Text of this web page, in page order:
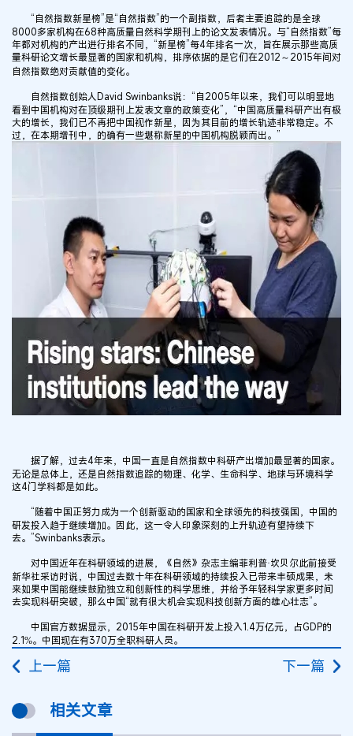
“自然指数新星榜”是“自然指数”的一个副指数，后者主要追踪的是全球
8000多家机构在68种高质量自然科学期刊上的论文发表情况。与“自然指数”每
年都对机构的产出进行排名不同，“新星榜”每4年排名一次，旨在展示那些高质
量科研论文增长最显著的国家和机构，排序依据的是它们在2012～2015年间对
自然指数绝对贡献值的变化。
自然指数创始人David Swinbanks说：“自2005年以来，我们可以明显地
看到中国机构对在顶级期刊上发表文章的政策变化”，“中国高质量科研产出有极
大的增长，我们已不再把中国视作新星，因为其目前的增长轨迹非常稳定。不
过，在本期增刊中，的确有一些堪称新星的中国机构脱颖而出。”
据了解，过去4年来，中国一直是自然指数中科研产出增加最显著的国家。
无论是总体上，还是自然指数追踪的物理、化学、生命科学、地球与环境科学
这4门学科都是如此。
“随着中国正努力成为一个创新驱动的国家和全球领先的科技强国，中国的
研发投入趋于继续增加。因此，这一令人印象深刻的上升轨迹有望持续下
去。”Swinbanks表示。
对中国近年在科研领域的进展，《自然》杂志主编菲利普·坎贝尔此前接受
新华社采访时说，中国过去数十年在科研领域的持续投入已带来丰硕成果，未
来如果中国能继续鼓励独立和创新性的科学思维，并给予年轻科学家更多时间
去实现科研突破，那么中国“就有很大机会实现科技创新方面的雄心壮志”。
中国官方数据显示，2015年中国在科研开发上投入1.4万亿元，占GDP的
2.1%。中国现在有370万全职科研人员。
上一篇 下一篇
相关文章